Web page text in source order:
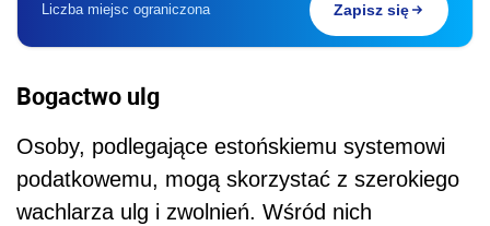
Liczba miejsc ograniczona Zapisz się
Bogactwo ulg
Osoby, podlegające estońskiemu systemowi
podatkowemu, mogą skorzystać z szerokiego
wachlarza ulg i zwolnień. Wśród nich